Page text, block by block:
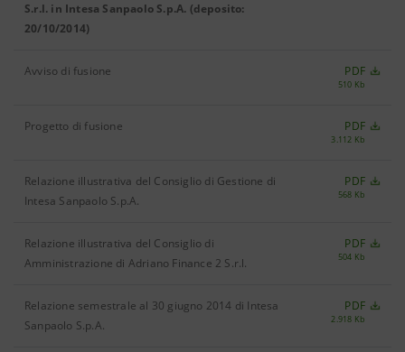
S.r.l. in Intesa Sanpaolo S.p.A. (deposito:
20/10/2014)
Avviso di fusione PDF
510 Kb
Progetto di fusione PDF
3.112 Kb
Relazione illustrativa del Consiglio di Gestione di
Intesa Sanpaolo S.p.A.
PDF
568 Kb
Relazione illustrativa del Consiglio di
Amministrazione di Adriano Finance 2 S.r.l.
PDF
504 Kb
Relazione semestrale al 30 giugno 2014 di Intesa
Sanpaolo S.p.A.
PDF
2.918 Kb